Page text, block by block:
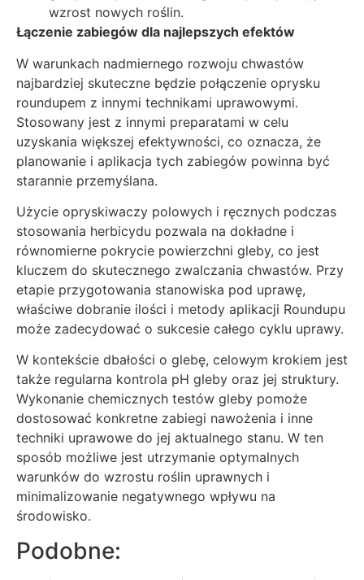
wzrost nowych roślin.
Łączenie zabiegów dla najlepszych efektów
W warunkach nadmiernego rozwoju chwastów
najbardziej skuteczne będzie połączenie oprysku
roundupem z innymi technikami uprawowymi.
Stosowany jest z innymi preparatami w celu
uzyskania większej efektywności, co oznacza, że
planowanie i aplikacja tych zabiegów powinna być
starannie przemyślana.
Użycie opryskiwaczy polowych i ręcznych podczas
stosowania herbicydu pozwala na dokładne i
równomierne pokrycie powierzchni gleby, co jest
kluczem do skutecznego zwalczania chwastów. Przy
etapie przygotowania stanowiska pod uprawę,
właściwe dobranie ilości i metody aplikacji Roundupu
może zadecydować o sukcesie całego cyklu uprawy.
W kontekście dbałości o glebę, celowym krokiem jest
także regularna kontrola pH gleby oraz jej struktury.
Wykonanie chemicznych testów gleby pomoże
dostosować konkretne zabiegi nawożenia i inne
techniki uprawowe do jej aktualnego stanu. W ten
sposób możliwe jest utrzymanie optymalnych
warunków do wzrostu roślin uprawnych i
minimalizowanie negatywnego wpływu na
środowisko.
Podobne: